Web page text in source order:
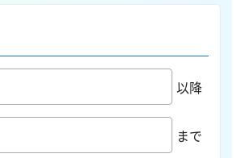
以降
まで